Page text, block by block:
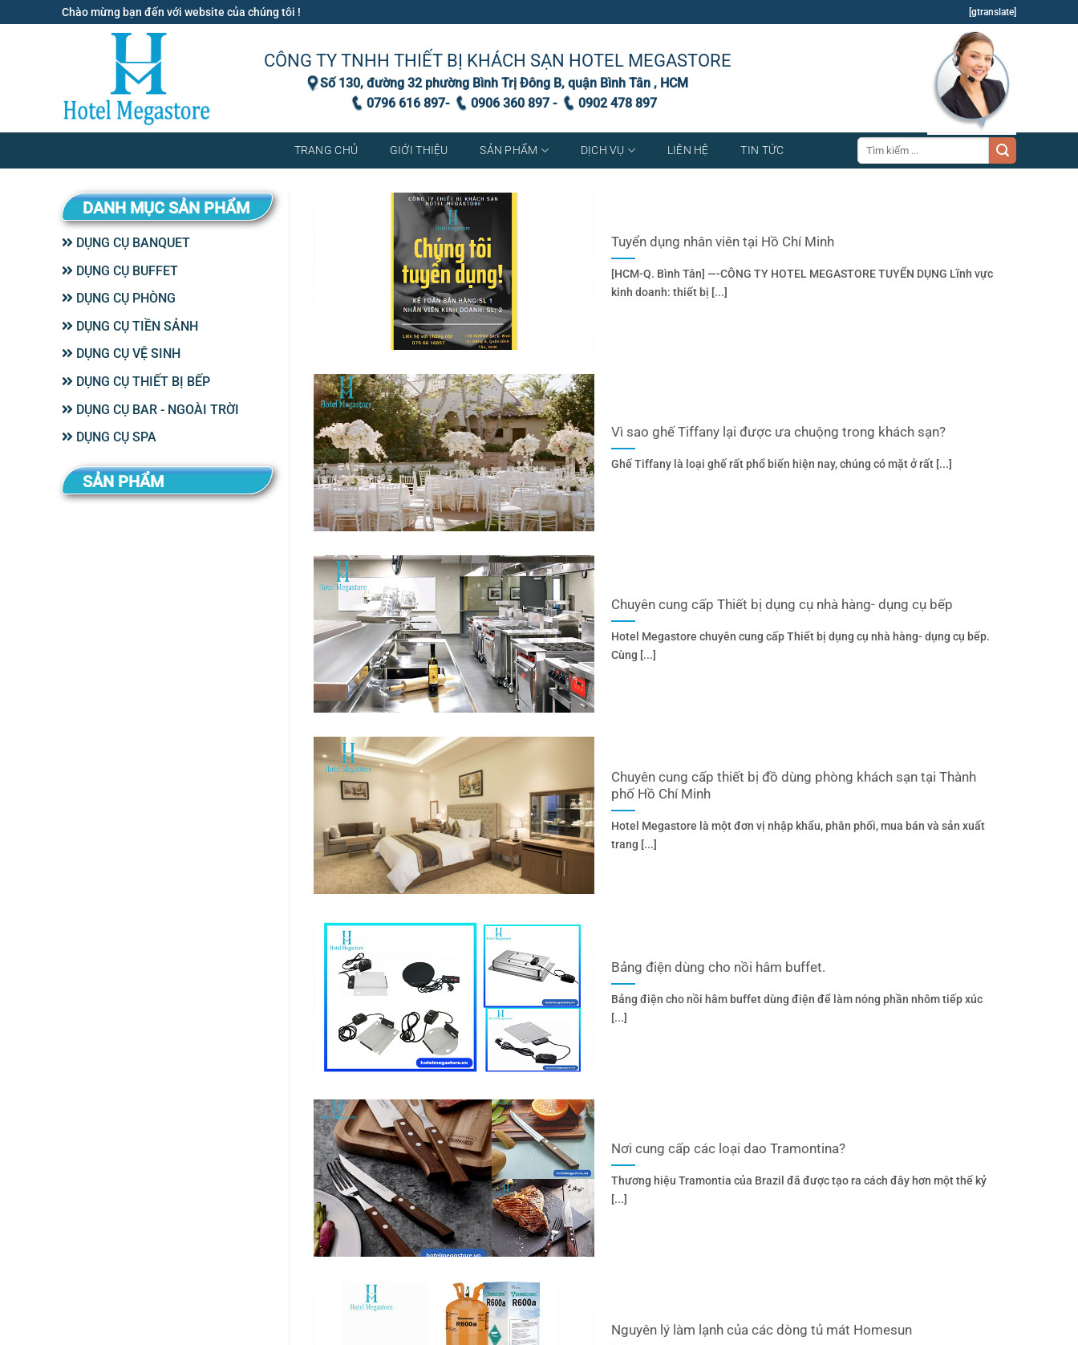
qua
Chào mừng bạn đến với website của chúng tôi ! [gtranslate]
CÔNG TY TNHH THIẾT BỊ KHÁCH SẠN HOTEL MEGASTORE
Số 130, đường 32 phường Bình Trị Đông B, quận Bình Tân , HCM
0796 616 897-
0906 360 897 - 0902 478 897
TRANG CHỦ GIỚI THIỆU SẢN PHẨM DỊCH VỤ LIÊN HỆ TIN TỨC
Tìm
kiếm:
DANH MỤC SẢN PHẨM
DỤNG CỤ BANQUET
DỤNG CỤ BUFFET
DỤNG CỤ PHÒNG
DỤNG CỤ TIỀN SẢNH
DỤNG CỤ VỆ SINH
DỤNG CỤ THIẾT BỊ BẾP
DỤNG CỤ BAR - NGOÀI TRỜI
DỤNG CỤ SPA
SẢN PHẨM
Tuyển dụng nhân viên tại Hồ Chí Minh
[HCM-Q. Bình Tân] —-CÔNG TY HOTEL MEGASTORE TUYỂN DỤNG Lĩnh vực
kinh doanh: thiết bị [...]
Vì sao ghế Tiffany lại được ưa chuộng trong khách sạn?
Ghế Tiffany là loại ghế rất phổ biến hiện nay, chúng có mặt ở rất [...]
Chuyên cung cấp Thiết bị dụng cụ nhà hàng- dụng cụ bếp
Hotel Megastore chuyên cung cấp Thiết bị dụng cụ nhà hàng- dụng cụ bếp.
Cùng [...]
Chuyên cung cấp thiết bị đồ dùng phòng khách sạn tại Thành
phố Hồ Chí Minh
Hotel Megastore là một đơn vị nhập khẩu, phân phối, mua bán và sản xuất
trang [...]
Bảng điện dùng cho nồi hâm buffet.
Bảng điện cho nồi hâm buffet dùng điện để làm nóng phần nhôm tiếp xúc
[...]
Nơi cung cấp các loại dao Tramontina?
Thương hiệu Tramontia của Brazil đã được tạo ra cách đây hơn một thế kỷ
[...]
Nguyên lý làm lạnh của các dòng tủ mát Homesun